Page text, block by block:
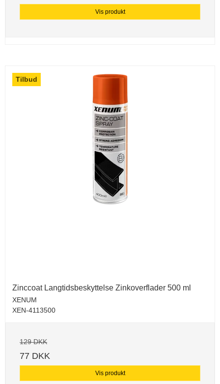
Vis produkt
Tilbud
Zinccoat Langtidsbeskyttelse Zinkoverflader 500 ml
XENUM
XEN-4113500
129 DKK
77 DKK
Vis produkt